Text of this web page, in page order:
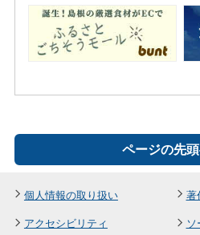
ページの先
個人情報の取り扱い
著
アクセシビリティ